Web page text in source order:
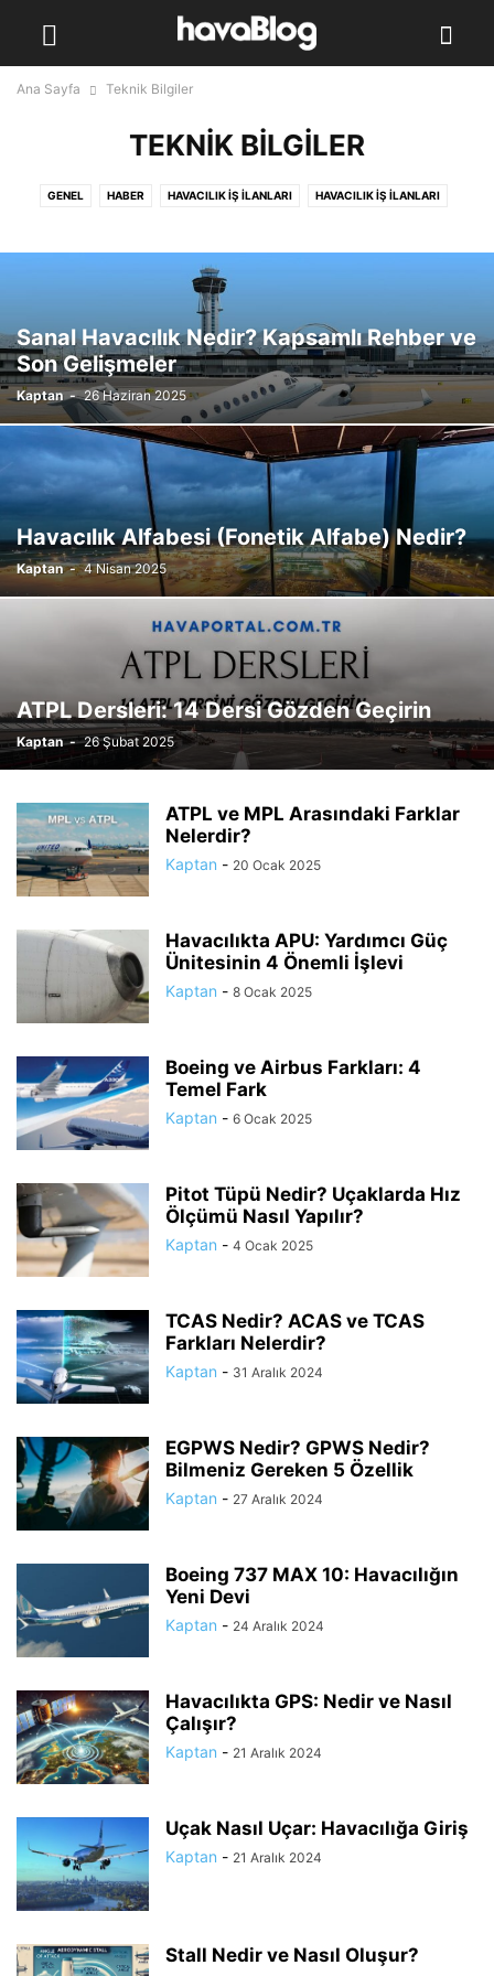
Ana Sayfa Teknik Bilgiler
TEKNIK BILGILER
GENEL HABER HAVACILIK İŞ İLANLARI HAVACILIK İŞ İLANLARI
TEKNIK BILGILER
Sanal Havacılık Nedir? Kapsamlı Rehber ve
Son Gelişmeler
Kaptan - 26 Haziran 2025
Havacılık Alfabesi (Fonetik Alfabe) Nedir?
Kaptan - 4 Nisan 2025
ATPL Dersleri: 14 Dersi Gözden Geçirin
Kaptan - 26 Şubat 2025
ATPL ve MPL Arasındaki Farklar
Nelerdir?
Kaptan - 20 Ocak 2025
Havacılıkta APU: Yardımcı Güç
Ünitesinin 4 Önemli İşlevi
Kaptan - 8 Ocak 2025
Boeing ve Airbus Farkları: 4
Temel Fark
Kaptan - 6 Ocak 2025
Pitot Tüpü Nedir? Uçaklarda Hız
Ölçümü Nasıl Yapılır?
Kaptan - 4 Ocak 2025
TCAS Nedir? ACAS ve TCAS
Farkları Nelerdir?
Kaptan - 31 Aralık 2024
EGPWS Nedir? GPWS Nedir?
Bilmeniz Gereken 5 Özellik
Kaptan - 27 Aralık 2024
Boeing 737 MAX 10: Havacılığın
Yeni Devi
Kaptan - 24 Aralık 2024
Havacılıkta GPS: Nedir ve Nasıl
Çalışır?
Kaptan - 21 Aralık 2024
Uçak Nasıl Uçar: Havacılığa Giriş
Kaptan - 21 Aralık 2024
Stall Nedir ve Nasıl Oluşur?